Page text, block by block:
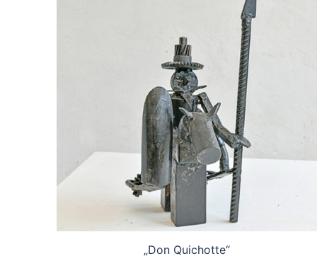
„Don Quichotte“